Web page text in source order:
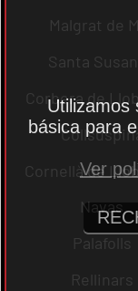
Malgrat de
Santa
Corbera de
Cornellà de
Navas
Palafolls
Rellinars
Utilizamos
básica para
Ver